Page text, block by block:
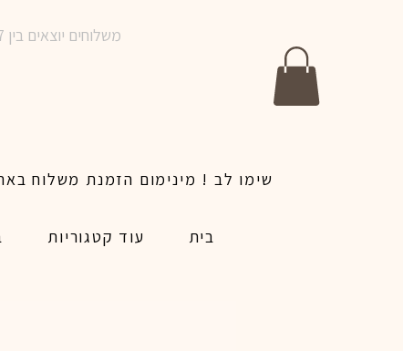
משלוחים יוצאים בין 10-17 בימים א-ו | אין משלוחים בשבתות וחגים | ניתן לבצע הזמנה לאותו היום עד שעה 14:00
בית
עוד קטגוריות